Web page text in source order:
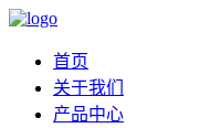
首页
关于我们
产品中心